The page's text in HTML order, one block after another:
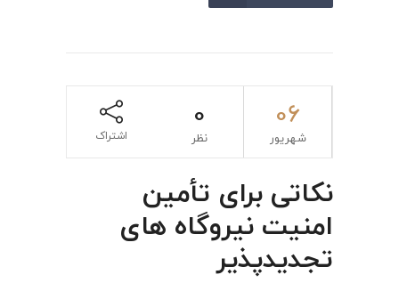
06
شهریور
0
نظر اشتراک
نکاتی برای تأمین
امنیت نیروگاه های
تجدیدپذیر